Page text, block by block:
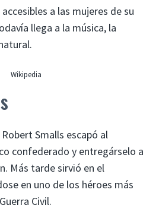
a las mujeres de su
llega a la música, la
Wikipedia
Smalls escapó al
confederado y entregárselo a
Más tarde sirvió en el
en uno de los héroes más
Civil.